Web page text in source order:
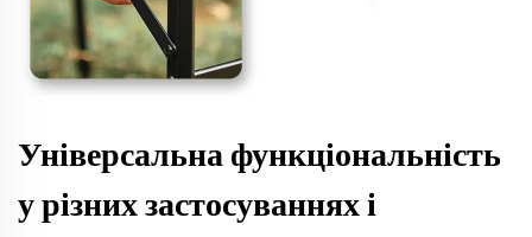
Універсальна функціональність
у різних застосуваннях і